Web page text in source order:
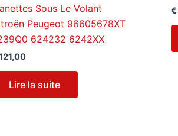
Sous Le Volant
Peugeot 96605678XT
624232 6242XX
Lire la suite
€